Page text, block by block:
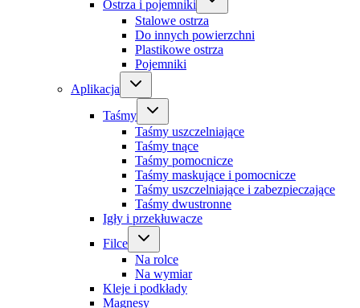
Ostrza i pojemniki
Stalowe ostrza
Do innych powierzchni
Plastikowe ostrza
Pojemniki
Aplikacja
Taśmy
Taśmy uszczelniające
Taśmy tnące
Taśmy pomocnicze
Taśmy maskujące i pomocnicze
Taśmy uszczelniające i zabezpieczające
Taśmy dwustronne
Igły i przekłuwacze
Filce
Na rolce
Na wymiar
Kleje i podkłady
Magnesy